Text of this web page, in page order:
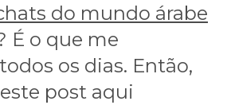
do mundo árabe
É o que me
os dias. Então,
post aqui